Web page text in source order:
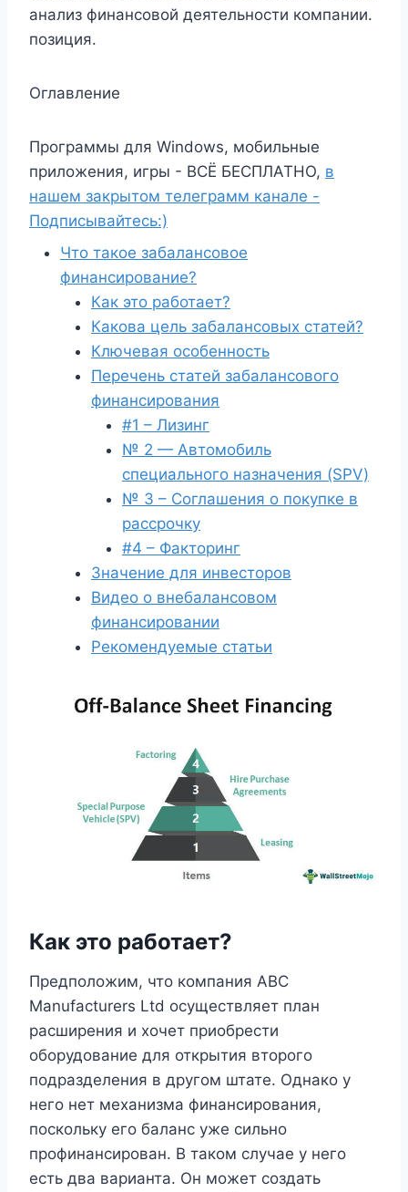
анализ финансовой деятельности компании.
позиция.
Оглавление
Программы для Windows, мобильные
приложения, игры - ВСЁ БЕСПЛАТНО, в
нашем закрытом телеграмм канале -
Подписывайтесь:)
Что такое забалансовое
финансирование?
Как это работает?
Какова цель забалансовых статей?
Ключевая особенность
Перечень статей забалансового
финансирования
#1 – Лизинг
№ 2 — Автомобиль
специального назначения (SPV)
№ 3 – Соглашения о покупке в
рассрочку
#4 – Факторинг
Значение для инвесторов
Видео о внебалансовом
финансировании
Рекомендуемые статьи
Как это работает?
Предположим, что компания ABC
Manufacturers Ltd осуществляет план
расширения и хочет приобрести
оборудование для открытия второго
подразделения в другом штате. Однако у
него нет механизма финансирования,
поскольку его баланс уже сильно
профинансирован. В таком случае у него
есть два варианта. Он может создать